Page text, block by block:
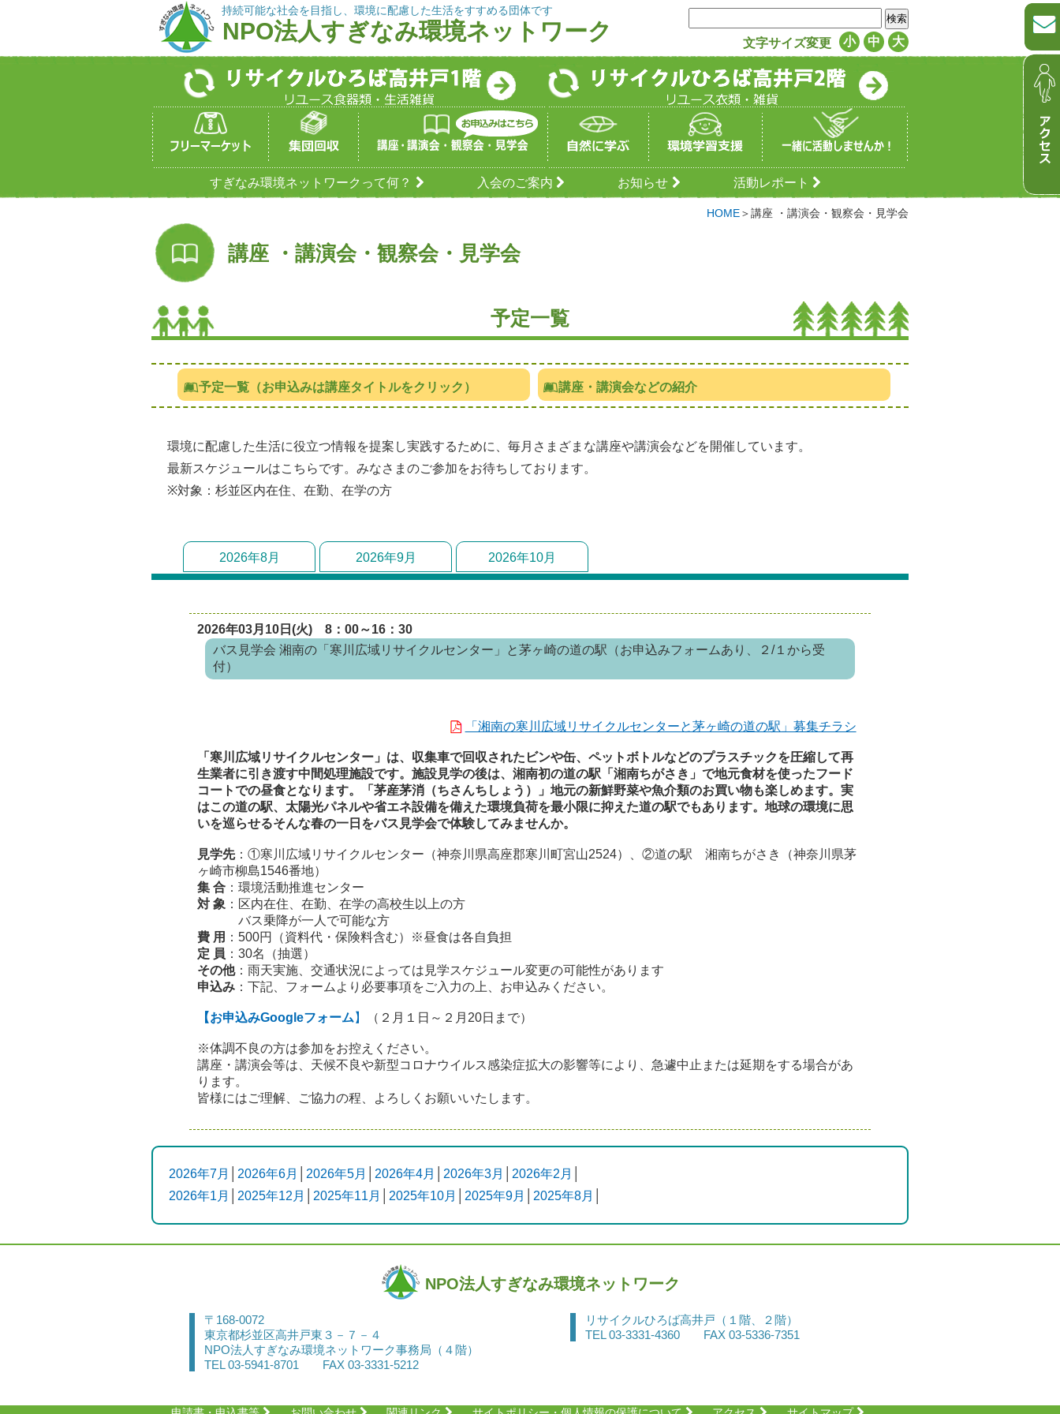
NPO法人すぎなみ環境ネットワーク
持続可能な社会を目指し、環境に配慮した生活をすすめる団体です
文字サイズ変更 小 中 大
すぎなみ環境ネットワークって何？ 入会のご案内 お知らせ 活動レポート
HOME＞講座 ・講演会・観察会・見学会
講座 ・講演会・観察会・見学会
予定一覧
予定一覧（お申込みは講座タイトルをクリック） 講座・講演会などの紹介
環境に配慮した生活に役立つ情報を提案し実践するために、毎月さまざまな講座や講演会などを開催しています。
最新スケジュールはこちらです。みなさまのご参加をお待ちしております。
※対象：杉並区内在住、在勤、在学の方
2026年8月 2026年9月 2026年10月
2026年03月10日(火) 8：00～16：30
バス見学会 湘南の「寒川広域リサイクルセンター」と茅ヶ崎の道の駅（お申込みフォームあり、２/１から受
付）
「湘南の寒川広域リサイクルセンターと茅ヶ崎の道の駅」募集チラシ
「寒川広域リサイクルセンター」は、収集車で回収されたビンや缶、ペットボトルなどのプラスチックを圧縮して再
生業者に引き渡す中間処理施設です。施設見学の後は、湘南初の道の駅「湘南ちがさき」で地元食材を使ったフード
コートでの昼食となります。「茅産茅消（ちさんちしょう）」地元の新鮮野菜や魚介類のお買い物も楽しめます。実
はこの道の駅、太陽光パネルや省エネ設備を備えた環境負荷を最小限に抑えた道の駅でもあります。地球の環境に思
いを巡らせるそんな春の一日をバス見学会で体験してみませんか。
見学先：①寒川広域リサイクルセンター（神奈川県高座郡寒川町宮山2524）、②道の駅 湘南ちがさき（神奈川県茅
ヶ崎市柳島1546番地）
集 合 ：環境活動推進センター
対 象 ：区内在住、在勤、在学の高校生以上の方
バス乗降が一人で可能な方
費 用 ：500円（資料代・保険料含む）※昼食は各自負担
定 員 ：30名（抽選）
その他：雨天実施、交通状況によっては見学スケジュール変更の可能性があります
申込み ：下記、フォームより必要事項をご入力の上、お申込みください。
【お申込みGoogleフォーム 】 （２月１日～２月20日まで）
※体調不良の方は参加をお控えください。
講座・講演会等は、天候不良や新型コロナウイルス感染症拡大の影響等により、急遽中止または延期をする場合があ
ります。
皆様にはご理解、ご協力の程、よろしくお願いいたします。
2026年7月 2026年6月 2026年5月 2026年4月 2026年3月 2026年2月
2026年1月
2025年12月 2025年11月 2025年10月 2025年9月 2025年8月
NPO法人すぎなみ環境ネットワーク
〒168-0072
東京都杉並区高井戸東３－７－４
NPO法人すぎなみ環境ネットワーク事務局（４階）
TEL 03-5941-8701 FAX 03-3331-5212
リサイクルひろば高井戸（１階、２階）
TEL 03-3331-4360 FAX 03-5336-7351